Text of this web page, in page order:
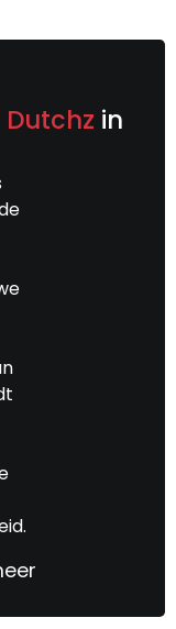
Dutchz in